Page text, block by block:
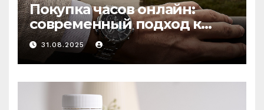
Покупка часов онлайн:
современный подход к
выбору аксессуаров
31.08.2025